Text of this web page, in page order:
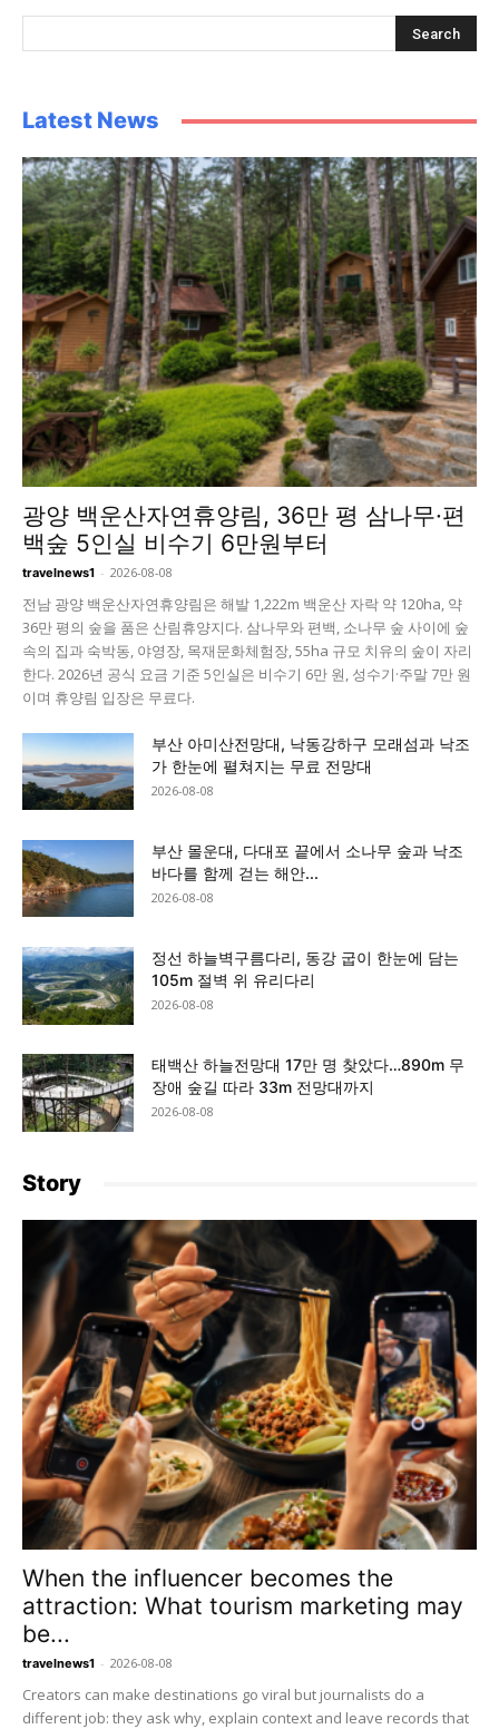
Latest News
광양 백운산자연휴양림, 36만 평 삼나무·편
백숲 5인실 비수기 6만원부터
travelnews1 - 2026-08-08
전남 광양 백운산자연휴양림은 해발 1,222m 백운산 자락 약 120ha, 약
36만 평의 숲을 품은 산림휴양지다. 삼나무와 편백, 소나무 숲 사이에 숲
속의 집과 숙박동, 야영장, 목재문화체험장, 55ha 규모 치유의 숲이 자리
한다. 2026년 공식 요금 기준 5인실은 비수기 6만 원, 성수기·주말 7만 원
이며 휴양림 입장은 무료다.
부산 아미산전망대, 낙동강하구 모래섬과 낙조
가 한눈에 펼쳐지는 무료 전망대
2026-08-08
부산 몰운대, 다대포 끝에서 소나무 숲과 낙조
바다를 함께 걷는 해안...
2026-08-08
정선 하늘벽구름다리, 동강 굽이 한눈에 담는
105m 절벽 위 유리다리
2026-08-08
태백산 하늘전망대 17만 명 찾았다…890m 무
장애 숲길 따라 33m 전망대까지
2026-08-08
Story
When the influencer becomes the
attraction: What tourism marketing may
be...
travelnews1 - 2026-08-08
Creators can make destinations go viral but journalists do a
different job: they ask why, explain context and leave records that